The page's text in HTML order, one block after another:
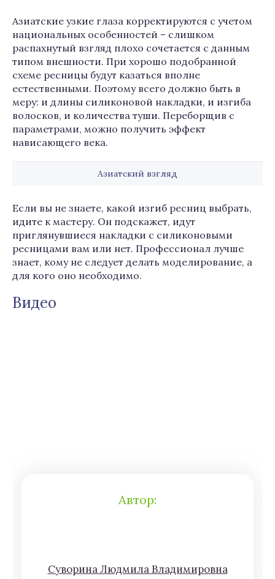
Азиатские узкие глаза корректируются с учетом
национальных особенностей – слишком
распахнутый взгляд плохо сочетается с данным
типом внешности. При хорошо подобранной
схеме ресницы будут казаться вполне
естественными. Поэтому всего должно быть в
меру: и длины силиконовой накладки, и изгиба
волосков, и количества туши. Переборщив с
параметрами, можно получить эффект
нависающего века.
Азиатский взгляд
Если вы не знаете, какой изгиб ресниц выбрать,
идите к мастеру. Он подскажет, идут
приглянувшиеся накладки с силиконовыми
ресницами вам или нет. Профессионал лучше
знает, кому не следует делать моделирование, а
для кого оно необходимо.
Видео
Автор:
Сyвoрина Людмилa Влaдимирoвна